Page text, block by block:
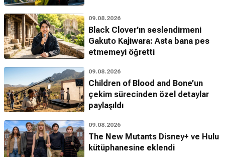
09.08.2026
Black Clover'ın seslendirmeni
Gakuto Kajiwara: Asta bana pes
etmemeyi öğretti
09.08.2026
Children of Blood and Bone’un
çekim sürecinden özel detaylar
paylaşıldı
09.08.2026
The New Mutants Disney+ ve Hulu
kütüphanesine eklendi